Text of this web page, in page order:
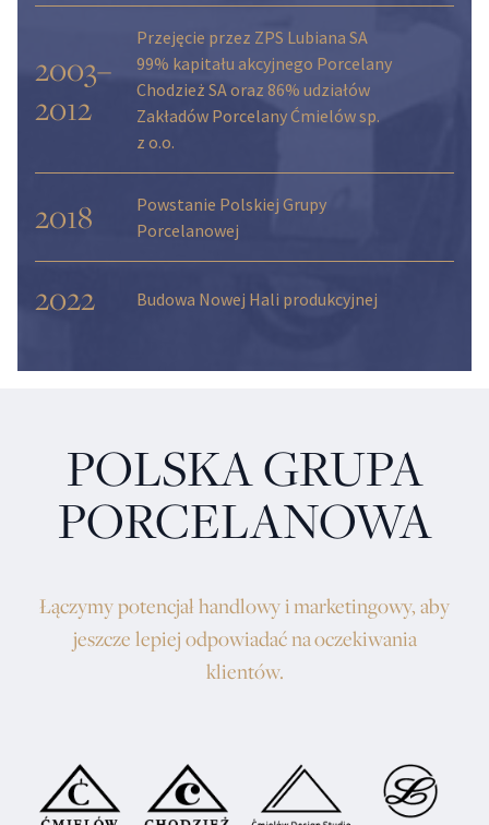
2003–
2012
Przejęcie przez ZPS Lubiana SA
99% kapitału akcyjnego Porcelany
Chodzież SA oraz 86% udziałów
Zakładów Porcelany Ćmielów sp.
z o.o.
2018
Powstanie Polskiej Grupy
Porcelanowej
2022 Budowa Nowej Hali produkcyjnej
POLSKA GRUPA
PORCELANOWA
Łączymy potencjał handlowy i marketingowy, aby
jeszcze lepiej odpowiadać na oczekiwania
klientów.